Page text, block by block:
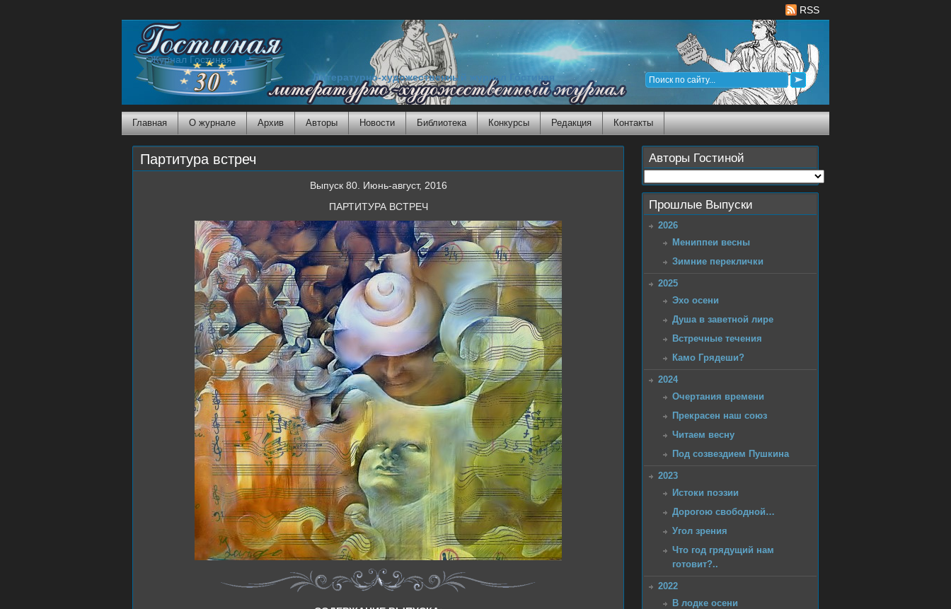
RSS
Журнал Гостиная
Литературно-художественный журнал Гостиная
Главная О журнале Архив Авторы Новости Библиотека Конкурсы Редакция Контакты
Партитура встреч
Выпуск 80. Июнь-август, 2016
ПАРТИТУРА ВСТРЕЧ
Авторы Гостиной
Прошлые Выпуски
2026
Мениппеи весны
Зимние переклички
2025
Эхо осени
Душа в заветной лире
Встречные течения
Камо Грядеши?
2024
Очертания времени
Прекрасен наш союз
Читаем весну
Под созвездием Пушкина
2023
Истоки поэзии
Дорогою свободной…
Угол зрения
Что год грядущий нам
готовит?..
2022
В лодке осени